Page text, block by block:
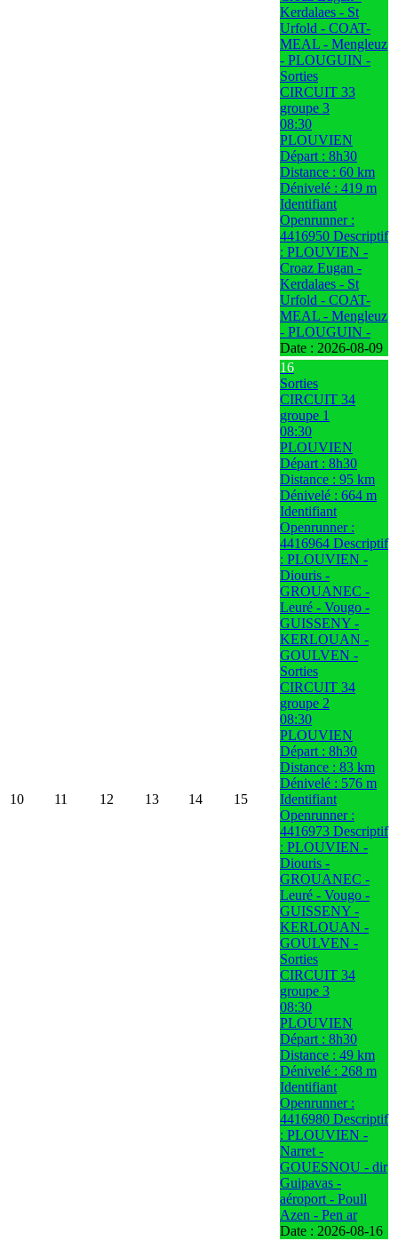
Kerdalaes - St
Urfold - COAT-
MEAL - Mengleuz
- PLOUGUIN -
Sorties
CIRCUIT 33
groupe 3
08:30
PLOUVIEN
Départ : 8h30
Distance : 60 km
Dénivelé : 419 m
Identifiant
Openrunner :
4416950 Descriptif
: PLOUVIEN -
Croaz Eugan -
Kerdalaes - St
Urfold - COAT-
MEAL - Mengleuz
- PLOUGUIN -
Date : 2026-08-09
10 11 12 13 14 15
16
Sorties
CIRCUIT 34
groupe 1
08:30
PLOUVIEN
Départ : 8h30
Distance : 95 km
Dénivelé : 664 m
Identifiant
Openrunner :
4416964 Descriptif
: PLOUVIEN -
Diouris -
GROUANEC -
Leuré - Vougo -
GUISSENY -
KERLOUAN -
GOULVEN -
Sorties
CIRCUIT 34
groupe 2
08:30
PLOUVIEN
Départ : 8h30
Distance : 83 km
Dénivelé : 576 m
Identifiant
Openrunner :
4416973 Descriptif
: PLOUVIEN -
Diouris -
GROUANEC -
Leuré - Vougo -
GUISSENY -
KERLOUAN -
GOULVEN -
Sorties
CIRCUIT 34
groupe 3
08:30
PLOUVIEN
Départ : 8h30
Distance : 49 km
Dénivelé : 268 m
Identifiant
Openrunner :
4416980 Descriptif
: PLOUVIEN -
Narret -
GOUESNOU - dir
Guipavas -
aéroport - Poull
Azen - Pen ar
Date : 2026-08-16